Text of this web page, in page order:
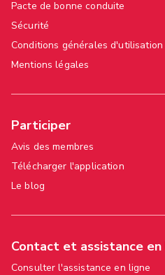
Pacte de bonne conduite
Sécurité
Conditions générales d'utilisation
Mentions légales
Participer
Avis des membres
Télécharger l'application
Le blog
Contact et assistance
Consulter l'assistance en ligne